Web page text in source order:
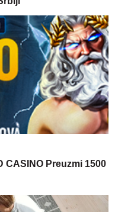
CASINO Preuzmi 1500